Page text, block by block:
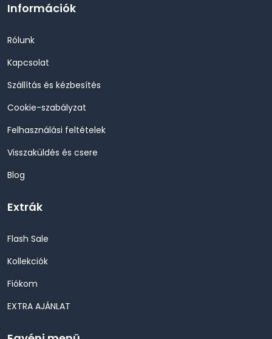
Információk
Rólunk
Kapcsolat
Szállítás és kézbesítés
Cookie-szabályzat
Felhasználási feltételek
Visszaküldés és csere
Blog
Extrák
Flash Sale
Kollekciók
Fiókom
EXTRA AJÁNLAT